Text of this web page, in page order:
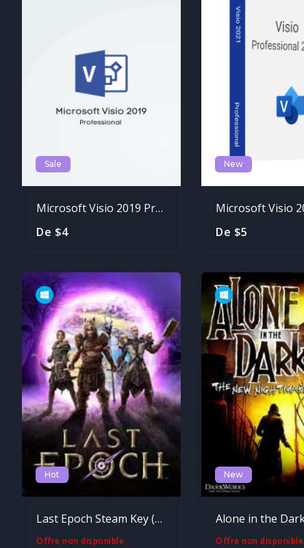
Sale
Microsoft Visio 2019 Professional
De $4
New
De $5
Hot
Last Epoch Steam Key (PC) GLOBAL
Offre non disponible
New
Offre non disponible